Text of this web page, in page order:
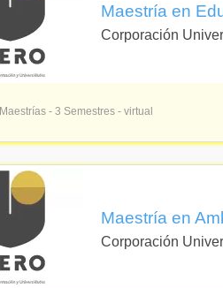
Maestría en
Corporación
Maestrías - 3 Semestres - virtual
Maestría en
Corporación